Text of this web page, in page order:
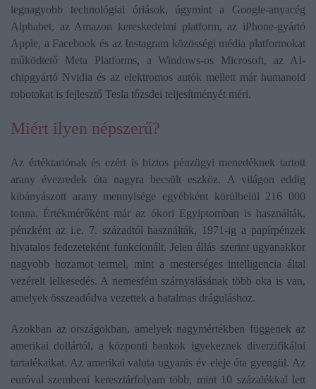
legnagyobb technológiai óriások, úgymint a Google-anyacég
Alphabet, az Amazon kereskedelmi platform, az iPhone-gyártó
Apple, a Facebook és az Instagram közösségi média platformokat
működtető Meta Platforms, a Windows-os Microsoft, az AI-
chipgyártó Nvidia és az elektromos autók mellett már humanoid
robotokat is fejlesztő Tesla tőzsdei teljesítményét méri.
Miért ilyen népszerű?
Az értéktartónak és ezért is biztos pénzügyi menedéknek tartott
arany évezredek óta nagyra becsült eszköz. A világon eddig
kibányászott arany mennyisége egyébként körülbelül 216 000
tonna. Értékmérőként már az ókori Egyiptomban is használták,
pénzként az i.e. 7. századtól használták, 1971-ig a papírpénzek
hivatalos fedezeteként funkcionált. Jelen állás szerint ugyanakkor
nagyobb hozamot termel, mint a mesterséges intelligencia által
vezérelt lelkesedés. A nemesfém szárnyalásának több oka is van,
amelyek összeadódva vezettek a hatalmas dráguláshoz.
Azokban az országokban, amelyek nagymértékben függenek az
amerikai dollártól, a központi bankok igyekeznek diverzifikálni
tartalékaikat. Az amerikai valuta ugyanis év eleje óta gyengül. Az
euróval szembeni keresztárfolyam több, mint 10 százalékkal lett